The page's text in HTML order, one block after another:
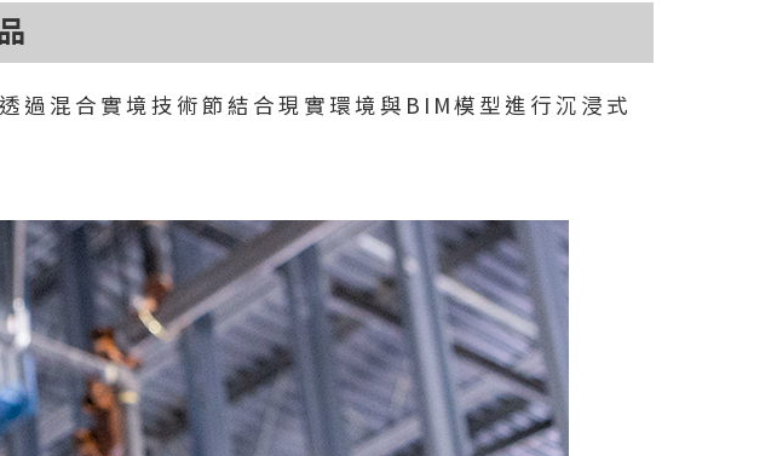
混合實境技術節結合現實環境與BIM模型進行沉浸式